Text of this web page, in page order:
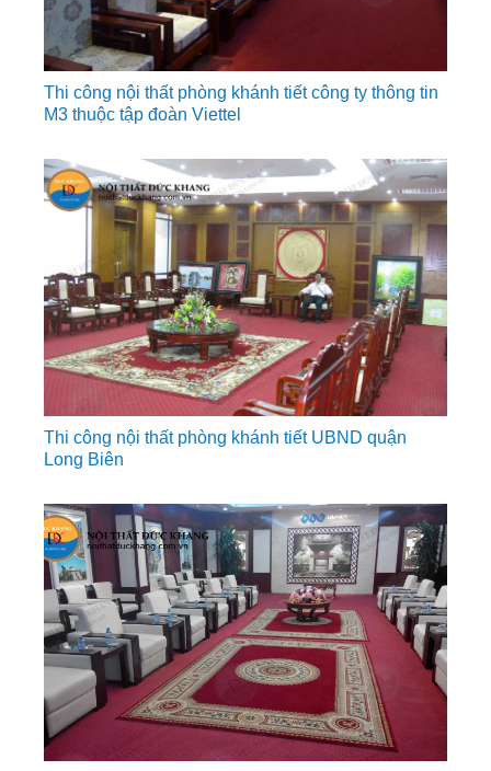
Thi công nội thất phòng khánh tiết công ty thông tin
M3 thuộc tập đoàn Viettel
Thi công nội thất phòng khánh tiết UBND quận
Long Biên